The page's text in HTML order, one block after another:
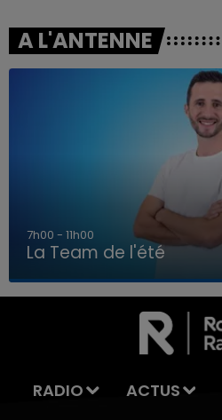
LA TEAM DE L'ÉTÉ
A L'ANTENNE
7h00 - 11h00
La Team de l'été
RADIO ACTUS